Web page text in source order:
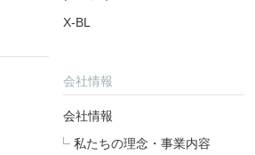
X-BL
会社情報
会社情報
私たちの理念・事業内容